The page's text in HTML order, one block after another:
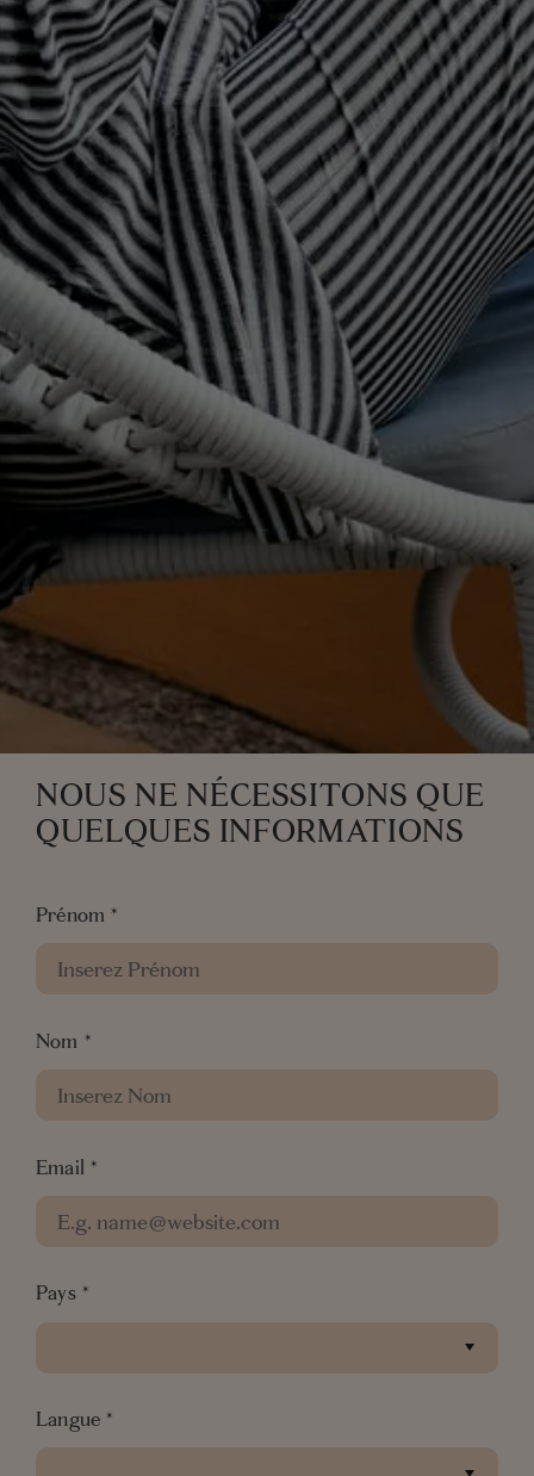
NOS CHAMBRES
NOS CHAMBRES
NOS CHAMBRES
NOUS NE NÉCESSITONS QUE
QUELQUES INFORMATIONS
Prénom *
Nom *
Email *
Pays *
Langue *